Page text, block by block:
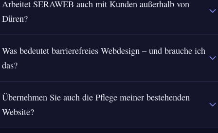
Arbeitet SERAWEB auch mit Kunden außerhalb von
Düren?
Was bedeutet barrierefreies Webdesign – und brauche ich
das?
Übernehmen Sie auch die Pflege meiner bestehenden
Website?